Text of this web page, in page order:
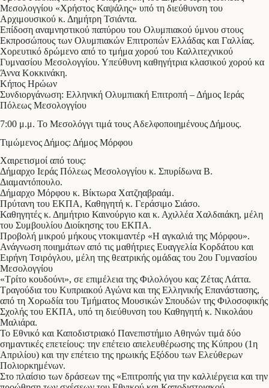
Μεσολογγίου «Χρήστος Καψάλης» υπό τη διεύθυνση του
Αρχιμουσικού κ. Δημήτρη Τσιάντα.
Επίδοση αναμνηστικού παπύρου του Ολυμπιακού ύμνου στους
Εκπροσώπους των Ολυμπιακών Επιτροπών Ελλάδας και Γαλλίας.
Χορευτικό δρώμενο από το τμήμα χορού του Καλλιτεχνικού
Γυμνασίου Μεσολογγίου. Υπεύθυνη καθηγήτρια κλασικού χορού κα
Άννα Κοκκινάκη.
Κήπος Ηρώων
Συνδιοργάνωση: Ελληνική Ολυμπιακή Επιτροπή – Δήμος Ιεράς
Πόλεως Μεσολογγίου
7:00 μ.μ. Το Μεσολόγγι τιμά τους Αδελφοποιημένους Δήμους.
Τιμώμενος Δήμος: Δήμος Μόρφου
Χαιρετισμοί από τους:
Δήμαρχο Ιεράς Πόλεως Μεσολογγίου κ. Σπυρίδωνα Β.
Διαμαντόπουλο.
Δήμαρχο Μόρφου κ. Βίκτωρα Χατζηαβραάμ.
Πρύτανη του ΕΚΠΑ, Καθηγητή κ. Γεράσιμο Σιάσο.
Καθηγητές κ. Δημήτριο Καινούργιο και κ. Αχιλλέα Χαλδαιάκη, μέλη
του Συμβουλίου Διοίκησης του ΕΚΠΑ.
Προβολή μικρού μήκους ντοκιμαντέρ «Η αγκαλιά της Μόρφου».
Ανάγνωση ποιημάτων από τις μαθήτριες Ευαγγελία Κορδάτου και
Ειρήνη Τσιρόγλου, μέλη της θεατρικής ομάδας του 2ου Γυμνασίου
Μεσολογγίου
«Τρίτο κουδούνι», σε επιμέλεια της Φιλολόγου κας Ζέτας Λάττα.
Τραγούδια του Κυπριακού Αγώνα και της Ελληνικής Επανάστασης,
από τη Χορωδία του Τμήματος Μουσικών Σπουδών της Φιλοσοφικής
Σχολής του ΕΚΠΑ, υπό τη διεύθυνση του Καθηγητή κ. Νικολάου
Μαλιάρα.
Το Εθνικό και Καποδιστριακό Πανεπιστήμιο Αθηνών τιμά δύο
σημαντικές επετείους: την επέτειο απελευθέρωσης της Κύπρου (1η
Απριλίου) και την επέτειο της ηρωικής Εξόδου των Ελεύθερων
Πολιορκημένων.
Στο πλαίσιο των δράσεων της «Επιτροπής για την καλλιέργεια και την